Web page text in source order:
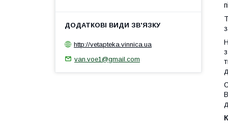
http://vetapteka.vinnica.ua
van.voe1@gmail.com